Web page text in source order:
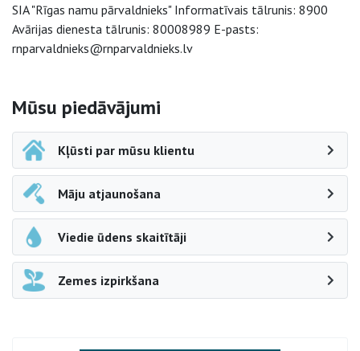
SIA "Rīgas namu pārvaldnieks" Informatīvais tālrunis: 8900
Avārijas dienesta tālrunis: 80008989 E-pasts:
rnparvaldnieks@rnparvaldnieks.lv
Sāna navigācija
Mūsu piedāvājumi
Kļūsti par mūsu klientu
Māju atjaunošana
Viedie ūdens skaitītāji
Zemes izpirkšana